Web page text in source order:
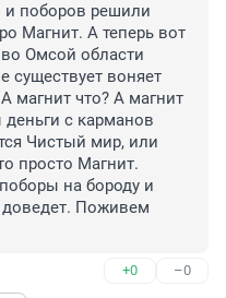
и поборов решили
Магнит. А теперь вот
Омсой области
существует воняет
магнит что? А магнит
с карманов
Чистый мир, или
просто Магнит.
на бороду и
Поживем
+0 –0